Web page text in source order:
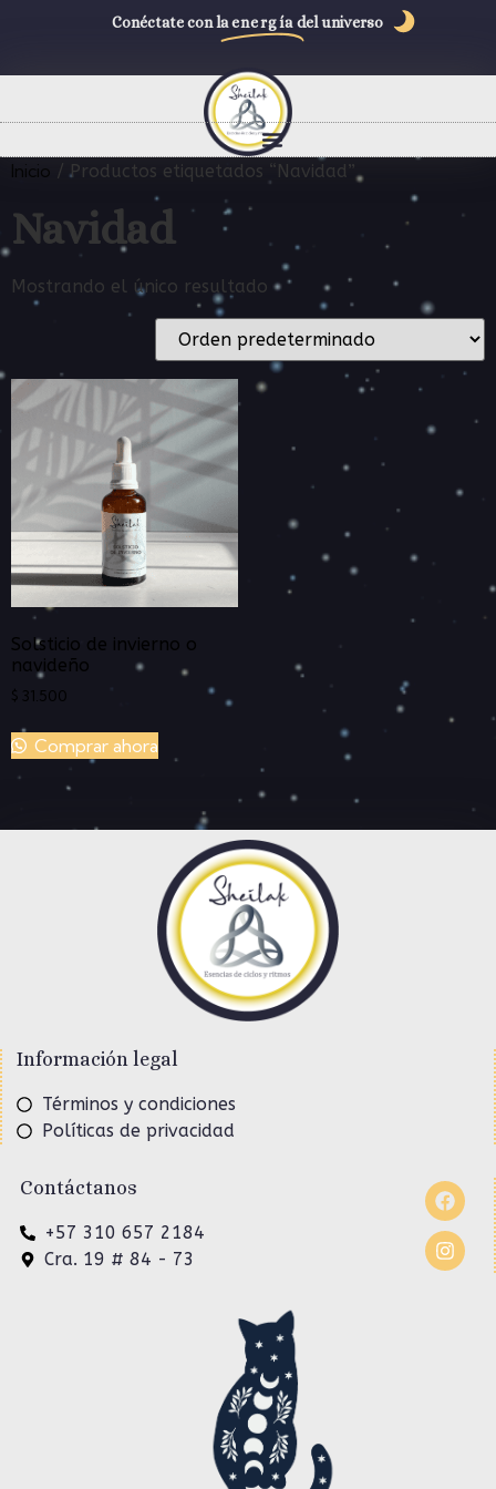
Conéctate con la energía del universo
Inicio / Productos etiquetados “Navidad”
Navidad
Mostrando el único resultado
Solsticio de invierno o
navideño
$ 31.500
Comprar ahora
Información legal
Términos y condiciones
Políticas de privacidad
Contáctanos
+57 310 657 2184
Cra. 19 # 84 - 73